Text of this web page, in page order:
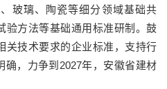
玻璃、陶瓷等细分领域基础共
验方法等基础通用标准研制。鼓
关技术要求的企业标准，支持行
确，力争到2027年，安徽省建材